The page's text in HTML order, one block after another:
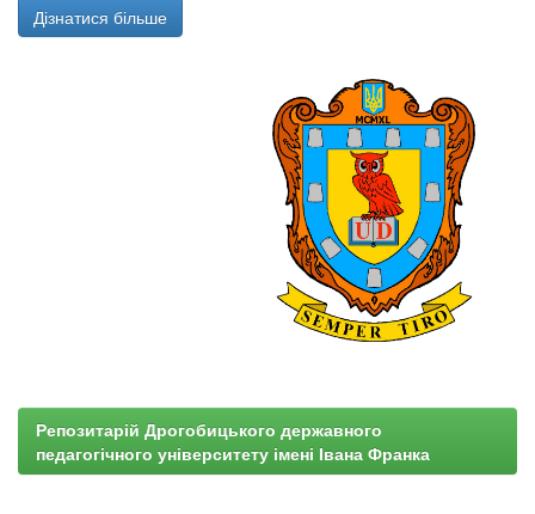
Дізнатися більше
Репозитарій Дрогобицького державного
педагогічного університету імені Івана Франка